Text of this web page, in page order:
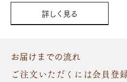
詳しく見る
お届けまでの流れ
ご注文いただくには会員登